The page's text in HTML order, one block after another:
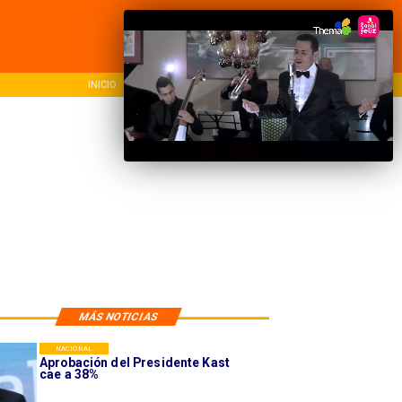
INICIO NACIONAL
MÁS NOTICIAS
Aprobación del Presidente Kast
cae a 38%
NACIONAL